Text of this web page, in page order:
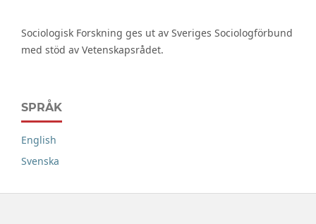
Sociologisk Forskning ges ut av Sveriges Sociologförbund
med stöd av Vetenskapsrådet.
SPRÅK
English
Svenska